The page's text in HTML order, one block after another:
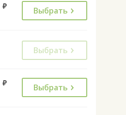
руб. Выбрать
Выбрать
руб. Выбрать